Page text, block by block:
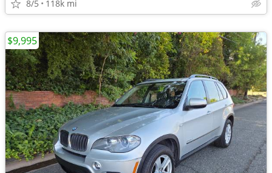
8/5 118k mi
$9,995